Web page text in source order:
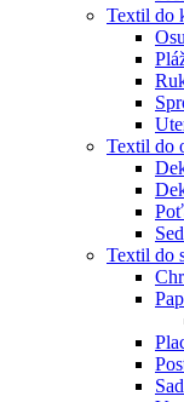
Textil do
Textil do
Textil do